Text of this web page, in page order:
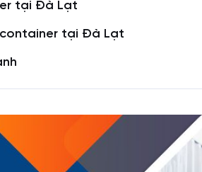
tại Đà Lạt
tại Đà Lạt